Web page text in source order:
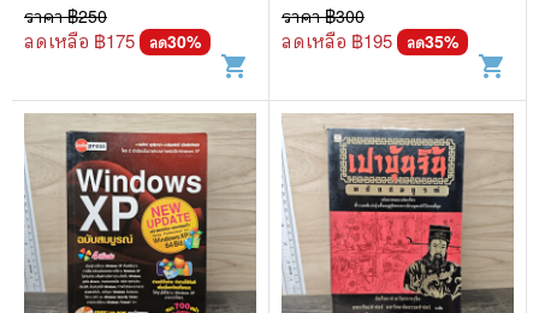
ราคา ฿250
ลดเหลือ ฿175 ลด30%
shopping_cart
ราคา ฿300
ลดเหลือ ฿195 ลด35%
shopping_cart